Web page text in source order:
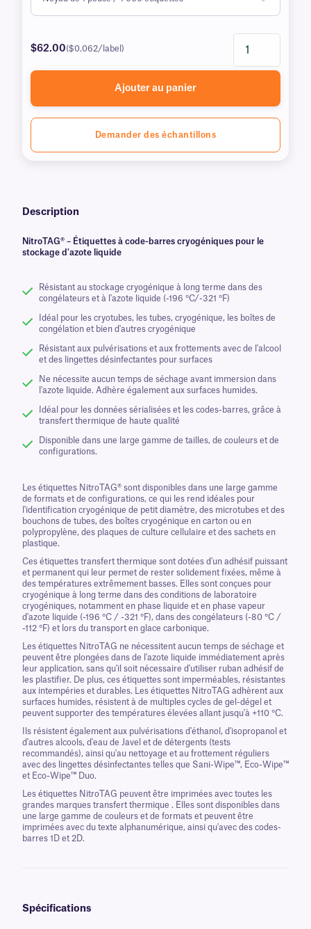
$62.00($0.062/label)
Ajouter au panier
Demander des échantillons
Description
NitroTAG® – Étiquettes à code-barres cryogéniques pour le
stockage d'azote liquide
Résistant au stockage cryogénique à long terme dans des
congélateurs et à l'azote liquide (-196 °C/-321 °F)
Idéal pour les cryotubes, les tubes, cryogénique, les boîtes de
congélation et bien d'autres cryogénique
Résistant aux pulvérisations et aux frottements avec de l'alcool
et des lingettes désinfectantes pour surfaces
Ne nécessite aucun temps de séchage avant immersion dans
l'azote liquide. Adhère également aux surfaces humides.
Idéal pour les données sérialisées et les codes-barres, grâce à
transfert thermique de haute qualité
Disponible dans une large gamme de tailles, de couleurs et de
configurations.
Les étiquettes NitroTAG® sont disponibles dans une large gamme
de formats et de configurations, ce qui les rend idéales pour
l'identification cryogénique de petit diamètre, des microtubes et des
bouchons de tubes, des boîtes cryogénique en carton ou en
polypropylène, des plaques de culture cellulaire et des sachets en
plastique.
Ces étiquettes transfert thermique sont dotées d'un adhésif puissant
et permanent qui leur permet de rester solidement fixées, même à
des températures extrêmement basses. Elles sont conçues pour
cryogénique à long terme dans des conditions de laboratoire
cryogéniques, notamment en phase liquide et en phase vapeur
d'azote liquide (-196 °C / -321 °F), dans des congélateurs (-80 °C /
-112 °F) et lors du transport en glace carbonique.
Les étiquettes NitroTAG ne nécessitent aucun temps de séchage et
peuvent être plongées dans de l'azote liquide immédiatement après
leur application, sans qu'il soit nécessaire d'utiliser ruban adhésif de
les plastifier. De plus, ces étiquettes sont imperméables, résistantes
aux intempéries et durables. Les étiquettes NitroTAG adhèrent aux
surfaces humides, résistent à de multiples cycles de gel-dégel et
peuvent supporter des températures élevées allant jusqu'à +110 °C.
Ils résistent également aux pulvérisations d'éthanol, d'isopropanol et
d'autres alcools, d'eau de Javel et de détergents (tests
recommandés), ainsi qu'au nettoyage et au frottement réguliers
avec des lingettes désinfectantes telles que Sani-Wipe™, Eco-Wipe™
et Eco-Wipe™ Duo.
Les étiquettes NitroTAG peuvent être imprimées avec toutes les
grandes marques transfert thermique . Elles sont disponibles dans
une large gamme de couleurs et de formats et peuvent être
imprimées avec du texte alphanumérique, ainsi qu'avec des codes-
barres 1D et 2D.
Spécifications